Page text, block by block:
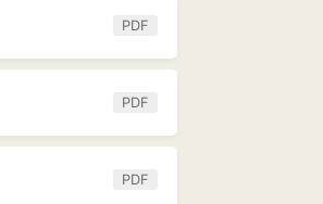
PDF
PDF
PDF